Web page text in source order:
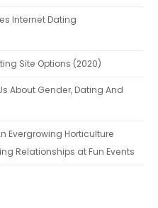
Internet Dating
Site Options (2020)
About Gender, Dating And
Evergrowing Horticulture
Relationships at Fun Events